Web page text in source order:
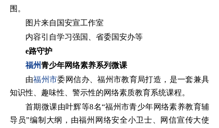
围。
图片来自国安宣工作室
内容引自学习强国、省委国安办等
e路守护
福州青少年网络素养系列微课
由福州市委网信办、福州市教育局打造，是一套兼具
知识性、趣味性、警示性的网络素质教育系统课程。
首期微课由叶辉等8名“福州市青少年网络素养教育辅
导员”编制大纲，由福州网络安全小卫士、网信宣传大使